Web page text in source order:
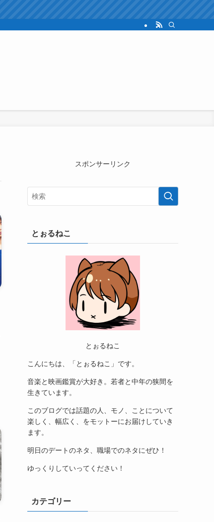
スポンサーリンク
とぉるねこ
とぉるねこ
こんにちは、「とぉるねこ」です。
音楽と映画鑑賞が大好き。若者と中年の狭間を
生きています。
このブログでは話題の人、モノ、ことについて
楽しく、幅広く、をモットーにお届けしていき
ます。
明日のデートのネタ、職場でのネタにぜひ！
ゆっくりしていってください！
カテゴリー